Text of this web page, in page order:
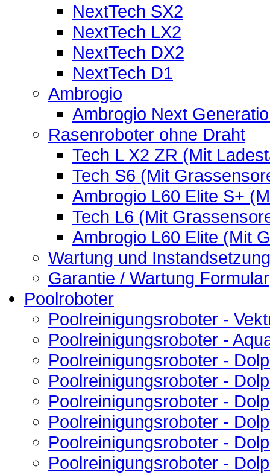
NextTech SX2
NextTech LX2
NextTech DX2
NextTech D1
Ambrogio
Ambrogio Next
Rasenroboter ohne Draht
Tech L X2 ZR (Mit
Tech S6 (Mit
Ambrogio L60 Elite S+
Tech L6 (Mit
Ambrogio L60 Elite (Mit
Wartung und Instandsetzung
Garantie / Wartung Formular
Poolroboter
Poolreinigungsroboter -
Poolreinigungsroboter -
Poolreinigungsroboter -
Poolreinigungsroboter -
Poolreinigungsroboter -
Poolreinigungsroboter -
Poolreinigungsroboter -
Poolreinigungsroboter -